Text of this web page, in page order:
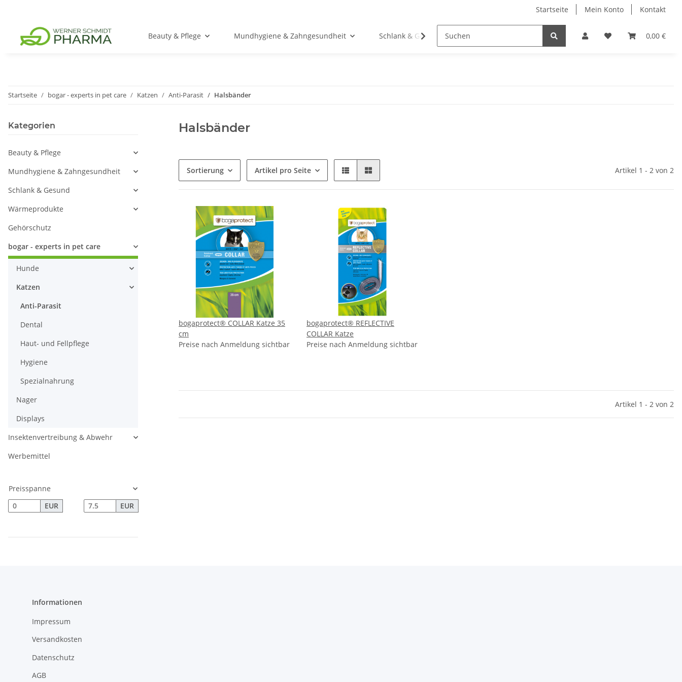
Startseite Mein Konto Kontakt
0,00 €
Beauty & Pflege Mundhygiene & Zahngesundheit Schlank & Gesund Gehörschutz bogar -
Startseite bogar - experts in pet care Katzen Anti-Parasit Halsbänder
Halsbänder
Sortierung Artikel pro Seite Artikel 1 - 2 von 2
bogaprotect® COLLAR Katze 35
cm
Preise nach Anmeldung sichtbar
bogaprotect® REFLECTIVE
COLLAR Katze
Preise nach Anmeldung sichtbar
Artikel 1 - 2 von 2
Kategorien
Beauty & Pflege
Mundhygiene & Zahngesundheit
Schlank & Gesund
Wärmeprodukte
Gehörschutz
bogar - experts in pet care
Hunde
Katzen
Anti-Parasit
Dental
Haut- und Fellpflege
Hygiene
Spezialnahrung
Nager
Displays
Insektenvertreibung & Abwehr
Werbemittel
Preisspanne
EUR
EUR
Informationen
Impressum
Versandkosten
Datenschutz
AGB